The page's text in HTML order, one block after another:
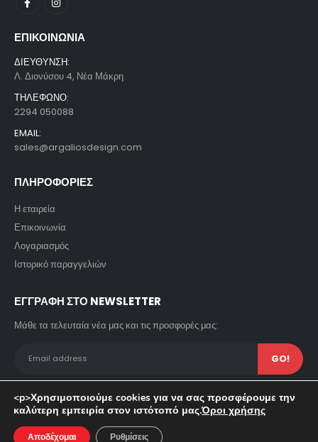
ΕΠΙΚΟΙΝΩΝΙΑ
ΔΙΕΥΘΥΝΣΗ:
Λ. Διονύσου 4, Νέα Μάκρη
ΤΗΛΕΦΩΝΟ:
2294 050088
EMAIL:
sales@argaliosdesign.com
ΠΛΗΡΟΦΟΡΙΕΣ
Η εταιρεία
Επικοινωνία
Λογαριασμός
Ιστορικό παραγγελιών
ΕΓΓΡΑΦΗ ΣΤΟ NEWSLETTER
Μάθε τα τελευταία νέα μας και τις προσφορές μας:
© copyright 2023. All Rights Reserved. Powered by Pavla SA.
<p>Χρησιμοποιούμε cookies για να σας προσφέρουμε την
καλύτερη εμπειρία στον ιστότοπό μας.Όροι χρήσης
Αποδέχομαι Ρυθμίσεις